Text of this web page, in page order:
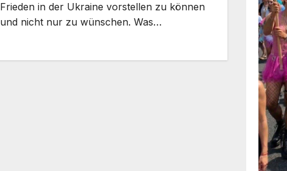
Frieden in der Ukraine vorstellen zu können
und nicht nur zu wünschen. Was…